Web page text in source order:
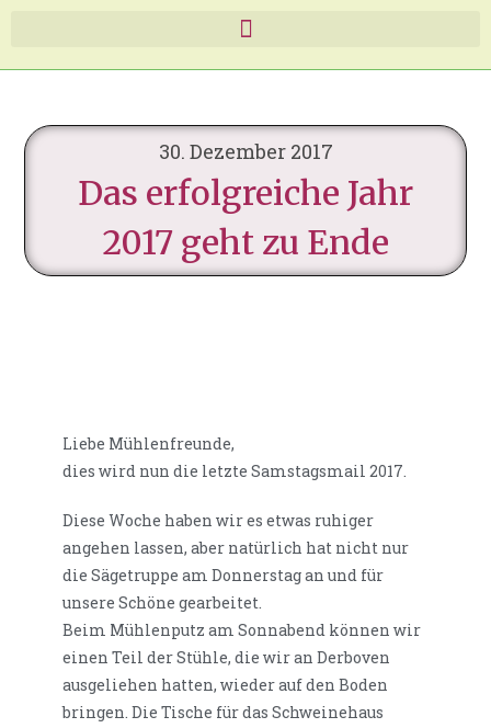
30. Dezember 2017
Das erfolgreiche Jahr
2017 geht zu Ende
Liebe Mühlenfreunde,
dies wird nun die letzte Samstagsmail 2017.
Diese Woche haben wir es etwas ruhiger
angehen lassen, aber natürlich hat nicht nur
die Sägetruppe am Donnerstag an und für
unsere Schöne gearbeitet.
Beim Mühlenputz am Sonnabend können wir
einen Teil der Stühle, die wir an Derboven
ausgeliehen hatten, wieder auf den Boden
bringen. Die Tische für das Schweinehaus